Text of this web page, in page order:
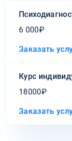
6 000₽
Заказать
Курс
18000₽
Заказать